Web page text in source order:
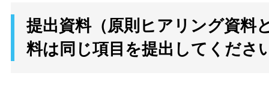
提出資料（原則ヒアリング資料
料は同じ項目を提出してくださ